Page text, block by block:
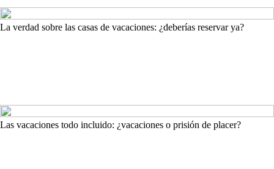
La verdad sobre las casas de vacaciones: ¿deberías reservar ya?
Las vacaciones todo incluido: ¿vacaciones o prisión de placer?